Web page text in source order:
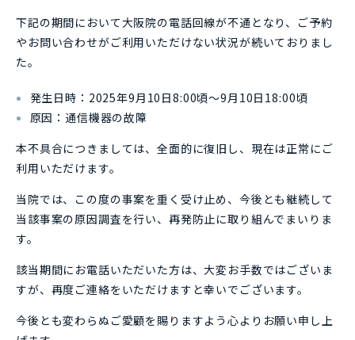
下記の期間において大阪院の電話回線が不通となり、ご予約
やお問い合わせがご利用いただけない状況が続いておりまし
た。
発生日時：2025年9月10日8:00頃～9月10日18:00頃
原因：通信機器の故障
本不具合につきましては、全面的に復旧し、現在は正常にご
利用いただけます。
当院では、この度の事案を重く受け止め、今後とも継続して
当該事案の原因調査を行い、再発防止に取り組んでまいりま
す。
該当期間にお電話いただいた方は、大変お手数ではございま
すが、再度ご連絡をいただけますと幸いでございます。
今後とも変わらぬご愛顧を賜りますよう心よりお願い申し上